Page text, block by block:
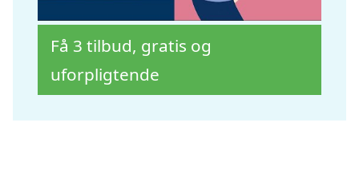
Få 3 tilbud, gratis og
uforpligtende